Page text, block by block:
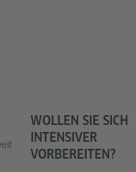
WOLLEN SIE SICH
INTENSIVER
VORBEREITEN?